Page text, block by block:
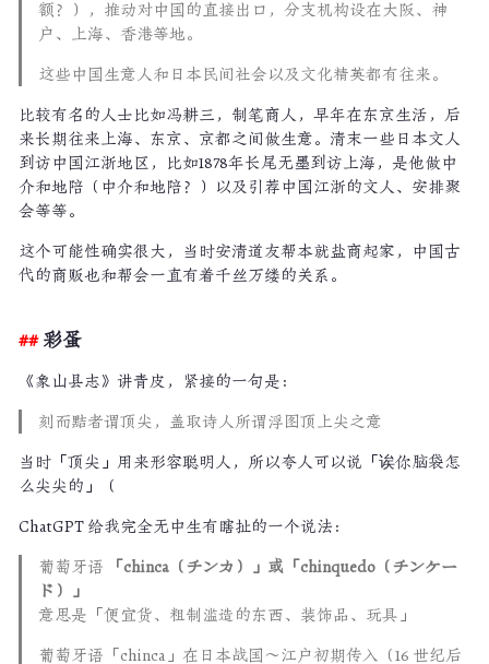
额？），推动对中国的直接出口，分支机构设在大阪、神
户、上海、香港等地。
这些中国生意人和日本民间社会以及文化精英都有往来。
比较有名的人士比如冯耕三，制笔商人，早年在东京生活，后
来长期往来上海、东京、京都之间做生意。清末一些日本文人
到访中国江浙地区，比如1878年长尾无墨到访上海，是他做中
介和地陪（中介和地陪？）以及引荐中国江浙的文人、安排聚
会等等。
这个可能性确实很大，当时安清道友帮本就盐商起家，中国古
代的商贩也和帮会一直有着千丝万缕的关系。
彩蛋
《象山县志》讲青皮，紧接的一句是：
刻而黠者谓顶尖，盖取诗人所谓浮图顶上尖之意
当时「顶尖」用来形容聪明人，所以夸人可以说「诶你脑袋怎
么尖尖的」（
ChatGPT 给我完全无中生有瞎扯的一个说法：
葡萄牙语
「chinca（チンカ）」或「chinquedo（チンケー
ド）」
意思是「便宜货、粗制滥造的东西、装饰品、玩具」
葡萄牙语「chinca」在日本战国～江户初期传入（16 世纪后